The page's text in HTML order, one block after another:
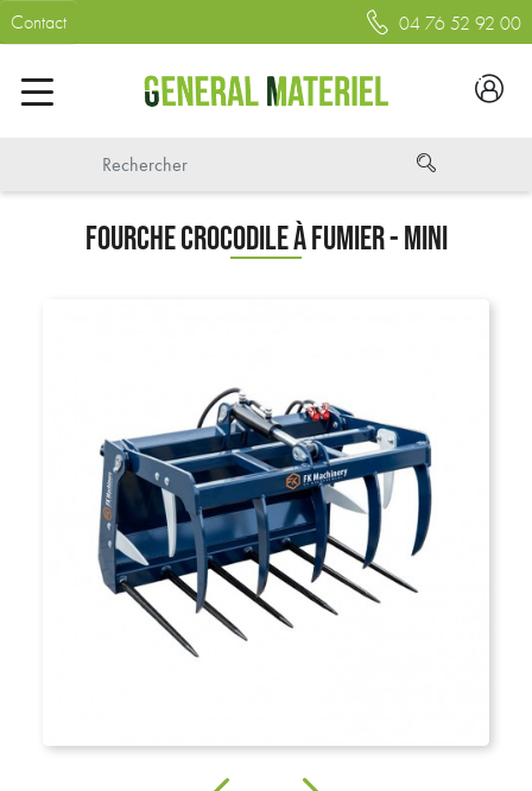
Contact 04 76 52 92 00
FOURCHE CROCODILE À FUMIER - MINI